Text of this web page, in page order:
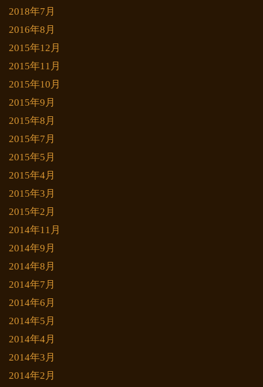
2018年7月
2016年8月
2015年12月
2015年11月
2015年10月
2015年9月
2015年8月
2015年7月
2015年5月
2015年4月
2015年3月
2015年2月
2014年11月
2014年9月
2014年8月
2014年7月
2014年6月
2014年5月
2014年4月
2014年3月
2014年2月